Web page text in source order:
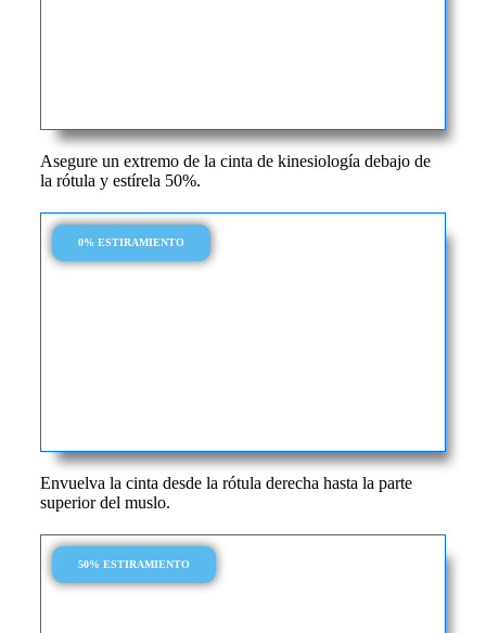
Asegure un extremo de la cinta de kinesiología debajo de
la rótula y estírela 50%.
0% ESTIRAMIENTO
Envuelva la cinta desde la rótula derecha hasta la parte
superior del muslo.
50% ESTIRAMIENTO